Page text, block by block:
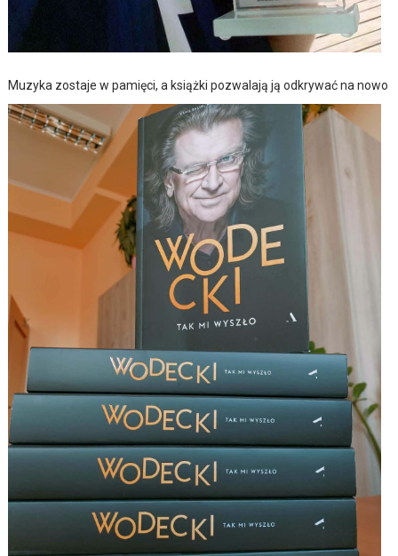
Muzyka zostaje w pamięci, a książki pozwalają ją odkrywać na nowo